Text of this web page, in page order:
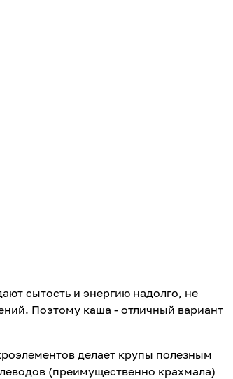
сытость и энергию надолго, не
Поэтому каша - отличный вариант
делает крупы полезным
(преимущественно крахмала)